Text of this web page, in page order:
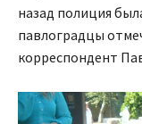
назад полиция
павлоградцы
корреспондент